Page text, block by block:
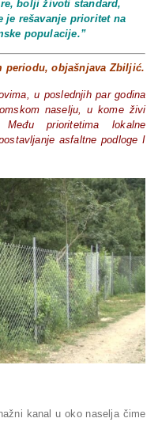
bolji životi standard,
je rešavanje prioritet na
populacije.”
periodu, objašnjava Zbiljić.
u poslednjih par godina
naselju, u kome živi
prioritetima lokalne
asfaltne podloge I
kanal u oko naselja čime